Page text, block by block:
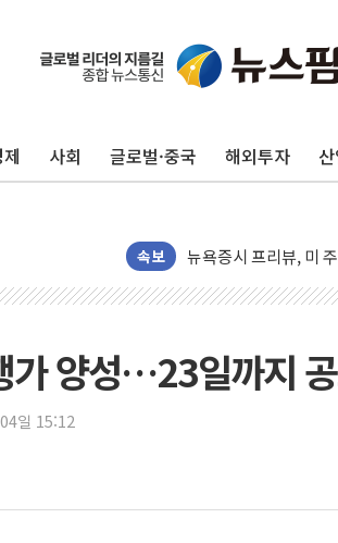
사회 글로벌·중국 해외투자
속보
뉴욕증시 개장 전 특
청와대, 북한 단거리
금값 7주 만에 최고…
러, 1인칭시점 드론으
양주 섬유염색공장
김정관 산업부 장관 "
가 양성…23일까지
일 15:12